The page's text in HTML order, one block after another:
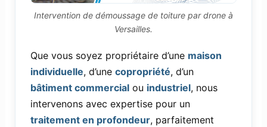
Intervention de démoussage de toiture par drone à
Versailles.
Que vous soyez propriétaire d’une maison
individuelle, d’une copropriété, d’un
bâtiment commercialou industriel, nous
intervenons avec expertise pour un
traitement en profondeur, parfaitement